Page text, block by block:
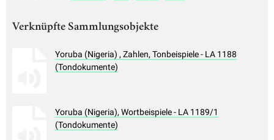
Verknüpfte Sammlungsobjekte
Yoruba (Nigeria) , Zahlen, Tonbeispiele - LA 1188
(Tondokumente)
Yoruba (Nigeria), Wortbeispiele - LA 1189/1
(Tondokumente)